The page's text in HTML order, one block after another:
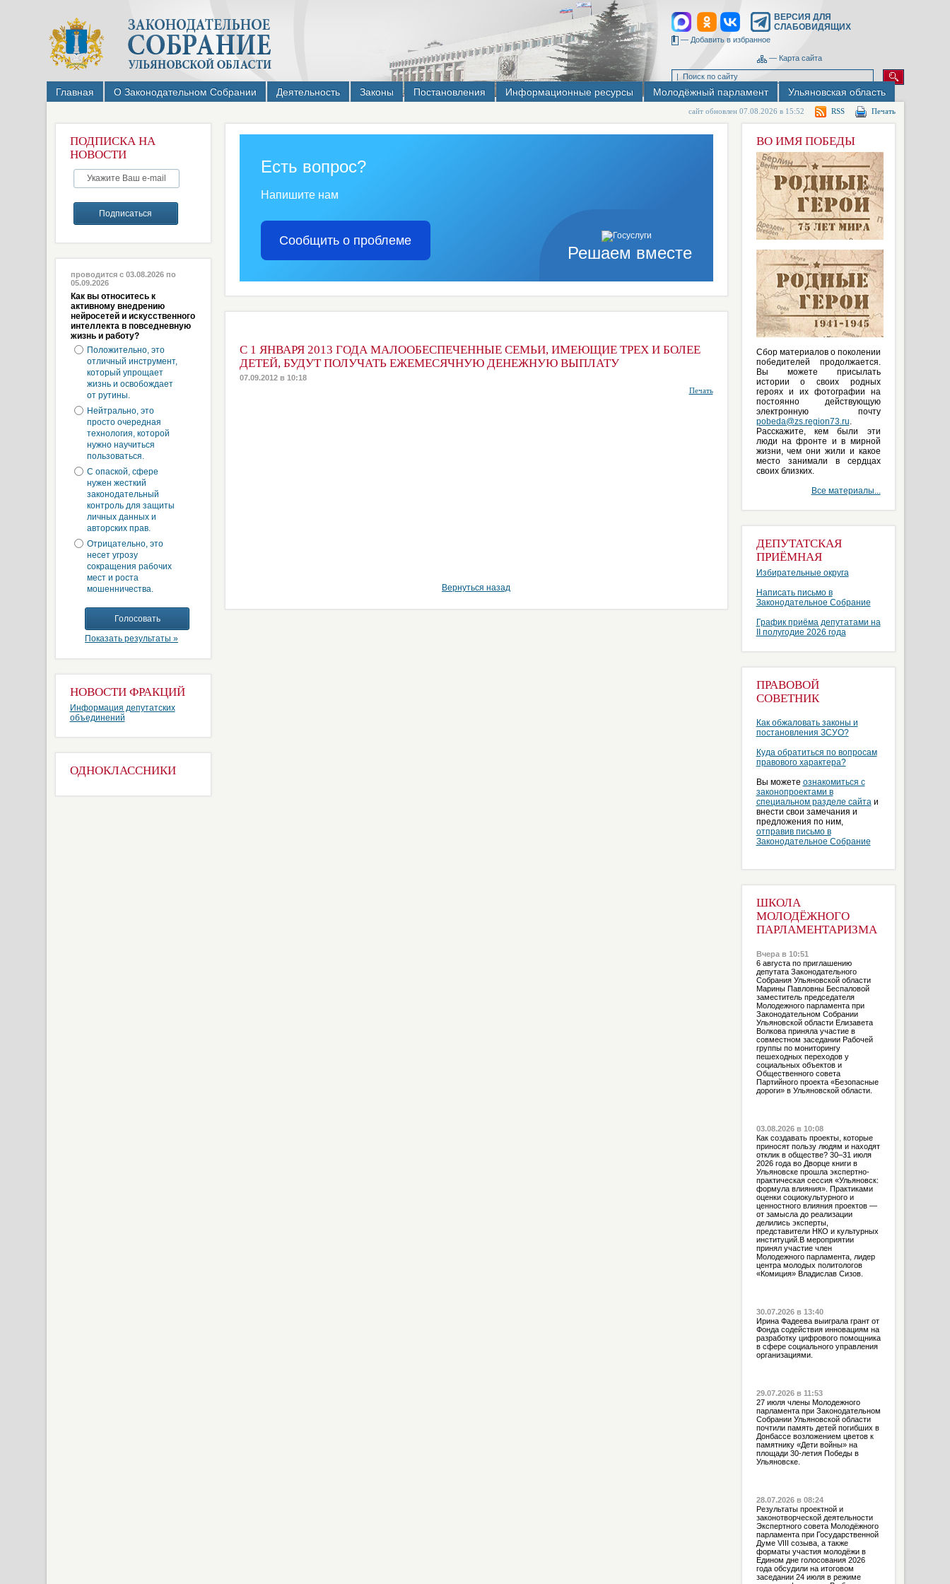
ВЕРСИЯ ДЛЯ
СЛАБОВИДЯЩИХ
— Добавить в избранное
— Карта сайта
Главная О Законодательном Собрании Деятельность Законы Постановления Информационные ресурсы Молодёжный парламент Ульяновская область
сайт обновлен 07.08.2026 в 15:52 RSS Печать
ПОДПИСКА НА
НОВОСТИ
проводится с 03.08.2026 по
05.09.2026
Как вы относитесь к
активному внедрению
нейросетей и искусственного
интеллекта в повседневную
жизнь и работу?
Положительно, это
отличный инструмент,
который упрощает
жизнь и освобождает
от рутины.
Нейтрально, это
просто очередная
технология, которой
нужно научиться
пользоваться.
С опаской, сфере
нужен жесткий
законодательный
контроль для защиты
личных данных и
авторских прав.
Отрицательно, это
несет угрозу
сокращения рабочих
мест и роста
мошенничества.
Показать результаты »
НОВОСТИ ФРАКЦИЙ
Информация депутатских
объединений
ОДНОКЛАССНИКИ
Решаем вместе
Есть вопрос?
Напишите нам
Сообщить о проблеме
С 1 ЯНВАРЯ 2013 ГОДА МАЛООБЕСПЕЧЕННЫЕ СЕМЬИ, ИМЕЮЩИЕ ТРЕХ И БОЛЕЕ
ДЕТЕЙ, БУДУТ ПОЛУЧАТЬ ЕЖЕМЕСЯЧНУЮ ДЕНЕЖНУЮ ВЫПЛАТУ
07.09.2012 в 10:18
Печать
Вернуться назад
ВО ИМЯ ПОБЕДЫ
Сбор материалов о поколении
победителей продолжается.
Вы можете присылать
истории о своих родных
героях и их фотографии на
постоянно действующую
электронную почту
pobeda@zs.region73.ru.
Расскажите, кем были эти
люди на фронте и в мирной
жизни, чем они жили и какое
место занимали в сердцах
своих близких.
Все материалы...
ДЕПУТАТСКАЯ
ПРИЁМНАЯ
Избирательные округа
Написать письмо в
Законодательное Собрание
График приёма депутатами на
II полугодие 2026 года
ПРАВОВОЙ
СОВЕТНИК
Как обжаловать законы и
постановления ЗСУО?
Куда обратиться по вопросам
правового характера?
Вы можете ознакомиться с
законопроектами в
специальном разделе сайтаи
внести свои замечания и
предложения по ним,
отправив письмо в
Законодательное Собрание
ШКОЛА
МОЛОДЁЖНОГО
ПАРЛАМЕНТАРИЗМА
Вчера в 10:51
6 августа по приглашению
депутата Законодательного
Собрания Ульяновской области
Марины Павловны Беспаловой
заместитель председателя
Молодежного парламента при
Законодательном Собрании
Ульяновской области Елизавета
Волкова приняла участие в
совместном заседании Рабочей
группы по мониторингу
пешеходных переходов у
социальных объектов и
Общественного совета
Партийного проекта «Безопасные
дороги» в Ульяновской области.
03.08.2026 в 10:08
Как создавать проекты, которые
приносят пользу людям и находят
отклик в обществе? 30–31 июля
2026 года во Дворце книги в
Ульяновске прошла экспертно-
практическая сессия «Ульяновск:
формула влияния». Практиками
оценки социокультурного и
ценностного влияния проектов —
от замысла до реализации
делились эксперты,
представители НКО и культурных
институций.В мероприятии
принял участие член
Молодежного парламента, лидер
центра молодых политологов
«Комиция» Владислав Сизов.
30.07.2026 в 13:40
Ирина Фадеева выиграла грант от
Фонда содействия инновациям на
разработку цифрового помощника
в сфере социального управления
организациями.
29.07.2026 в 11:53
27 июля члены Молодежного
парламента при Законодательном
Собрании Ульяновской области
почтили память детей погибших в
Донбассе возложением цветов к
памятнику «Дети войны» на
площади 30-летия Победы в
Ульяновске.
28.07.2026 в 08:24
Результаты проектной и
законотворческой деятельности
Экспертного совета Молодёжного
парламента при Государственной
Думе VIII созыва, а также
форматы участия молодёжи в
Едином дне голосования 2026
года обсудили на итоговом
заседании 24 июля в режиме